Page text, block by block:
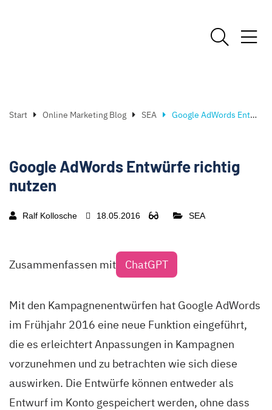
Start Online Marketing Blog SEA Google AdWords Entwürfe richtig nutzen
Google AdWords Entwürfe richtig
nutzen
Ralf Kollosche 18.05.2016 SEA
Zusammenfassen mit ChatGPT
Mit den Kampagnenentwürfen hat Google AdWords
im Frühjahr 2016 eine neue Funktion eingeführt,
die es erleichtert Anpassungen in Kampagnen
vorzunehmen und zu betrachten wie sich diese
auswirken. Die Entwürfe können entweder als
Entwurf im Konto gespeichert werden, ohne dass